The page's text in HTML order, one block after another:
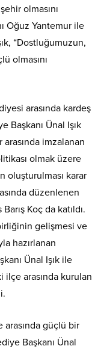
olmasını
Oğuz Yantemur ile
“Dostluğumuzun,
olmasını
arasında kardeş
Başkanı Ünal Işık
imzalanan
olmak üzere
oluşturulması karar
düzenlenen
Koç da katıldı.
gelişmesi ve
hazırlanan
Ünal Işık ile
ilçe arasında kurulan
güçlü bir
Başkanı Ünal